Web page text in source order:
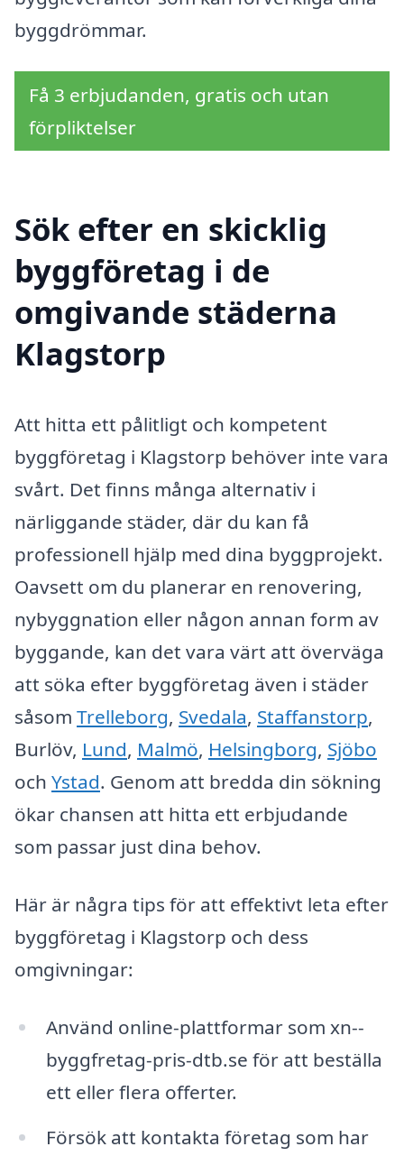
byggdrömmar.
Få 3 erbjudanden, gratis och utan
förpliktelser
Sök efter en skicklig
byggföretag i de
omgivande städerna
Klagstorp
Att hitta ett pålitligt och kompetent
byggföretag i Klagstorp behöver inte vara
svårt. Det finns många alternativ i
närliggande städer, där du kan få
professionell hjälp med dina byggprojekt.
Oavsett om du planerar en renovering,
nybyggnation eller någon annan form av
byggande, kan det vara värt att överväga
att söka efter byggföretag även i städer
såsom Trelleborg, Svedala, Staffanstorp,
Burlöv, Lund, Malmö, Helsingborg, Sjöbo
och Ystad. Genom att bredda din sökning
ökar chansen att hitta ett erbjudande
som passar just dina behov.
Här är några tips för att effektivt leta efter
byggföretag i Klagstorp och dess
omgivningar:
Använd online-plattformar som xn--
byggfretag-pris-dtb.se för att beställa
ett eller flera offerter.
Försök att kontakta företag som har